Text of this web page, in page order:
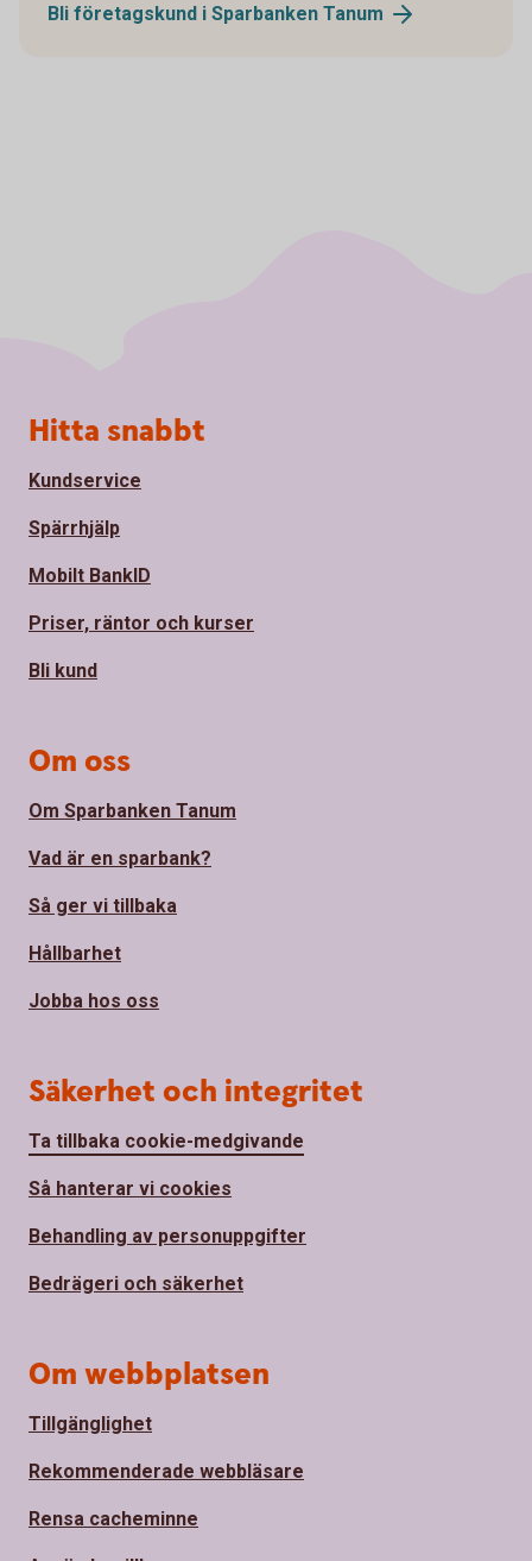
Bli företagskund i Sparbanken Tanum
Sidfot
Hitta snabbt
Kundservice
Spärrhjälp
Mobilt BankID
Priser, räntor och kurser
Bli kund
Om oss
Om Sparbanken Tanum
Vad är en sparbank?
Så ger vi tillbaka
Hållbarhet
Jobba hos oss
Säkerhet och integritet
Ta tillbaka cookie-medgivande
Så hanterar vi cookies
Behandling av personuppgifter
Bedrägeri och säkerhet
Om webbplatsen
Tillgänglighet
Rekommenderade webbläsare
Rensa cacheminne